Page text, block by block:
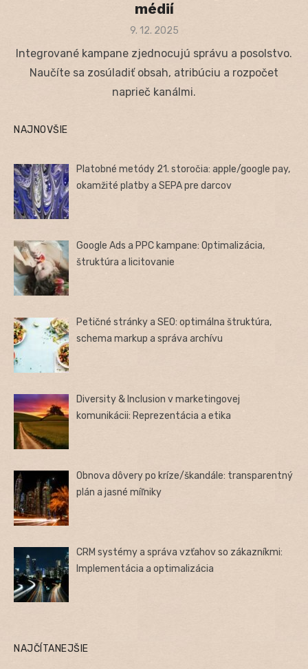
médií
Posted
9. 12. 2025
Integrované kampane zjednocujú správu a posolstvo.
Naučíte sa zosúladiť obsah, atribúciu a rozpočet
naprieč kanálmi.
NAJNOVŠIE
Platobné metódy 21. storočia: apple/google pay,
okamžité platby a SEPA pre darcov
Google Ads a PPC kampane: Optimalizácia,
štruktúra a licitovanie
Petičné stránky a SEO: optimálna štruktúra,
schema markup a správa archívu
Diversity & Inclusion v marketingovej
komunikácii: Reprezentácia a etika
Obnova dôvery po kríze/škandále: transparentný
plán a jasné míľniky
CRM systémy a správa vzťahov so zákazníkmi:
Implementácia a optimalizácia
NAJČÍTANEJŠIE